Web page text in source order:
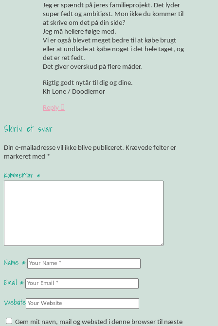
Jeg er spændt på jeres familieprojekt. Det lyder
super fedt og ambitiøst. Mon ikke du kommer til
at skrive om det på din side?
Jeg må hellere følge med.
Vi er også blevet meget bedre til at købe brugt
eller at undlade at købe noget i det hele taget, og
det er ret fedt.
Det giver overskud på flere måder.
Rigtig godt nytår til dig og dine.
Kh Lone / Doodlemor
Reply
Skriv et svar
Din e-mailadresse vil ikke blive publiceret. Krævede felter er
markeret med *
Kommentar *
Name *
Email *
Website
Gem mit navn, mail og websted i denne browser til næste